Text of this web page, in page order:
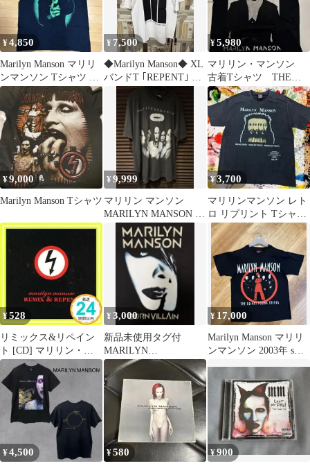
¥4,850
Marilyn Manson マリリ
ンマンソン Tシャツ バ
ンドT XL
¥ 7,500
◆Marilyn Manson◆ XL
バンドT ｢REPENT｣ 白
ビッグシルエット (未
使用新品 MM マリリン
マンソン 半袖 オーバー
サイズ ロックTシャツ
¥5,980
マリリン・マンソン
古着Tシャツ THE
END TIMES TOUR
2015
¥9,000
Marilyn Manson Tシャツ
¥9,999
マリリン マンソン
MARILYN MANSON T
シャツ フェード加工
¥3,700
マリリンマンソン レト
ロ リプリント Tシャツ
半袖 メンズ 新品 キリ
スト
¥528
リミックス&リペイン
ト [CD] マリリン・マ
ンソン_02
¥3,000
新品未使用タグ付
MARILYN
MANSON/BORN
VILLAIN Tシャツ
¥ 17,000
Marilyn Manson マリリ
ンマンソン 2003年 sサ
¥4,500 ¥580 ¥900